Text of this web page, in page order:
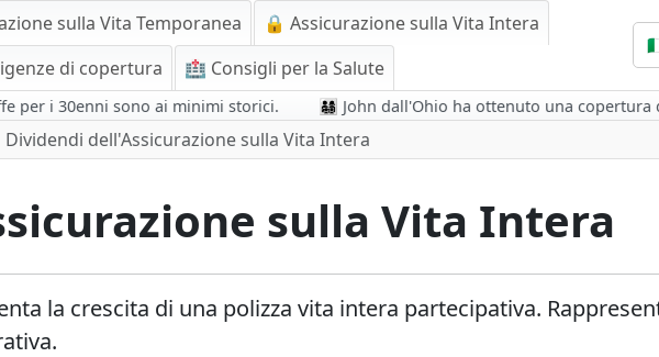
sulla Vita Temporanea
🔒 Assicurazione sulla Vita Intera
di copertura
🏥 Consigli per la Salute
30enni sono ai minimi storici. 👨‍👩‍👧‍👦 John dall'Ohio ha ottenuto una copertura di
Dividendi dell'Assicurazione sulla Vita Intera
sulla Vita Intera
la crescita di una polizza vita intera partecipativa.